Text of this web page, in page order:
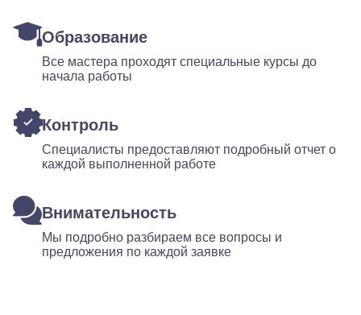
Образование
Все мастера проходят специальные курсы до
начала работы
Контроль
Специалисты предоставляют подробный отчет о
каждой выполненной работе
Внимательность
Мы подробно разбираем все вопросы и
предложения по каждой заявке